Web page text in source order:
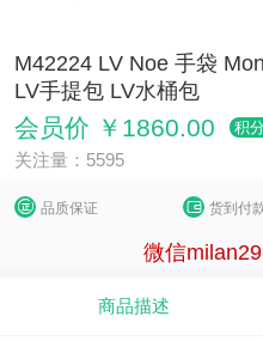
M42224 LV Noe 手袋
LV手提包 LV水桶包
会员价 ￥1860.00 积
关注量：5595
品质保证 货到付
微信
商品描述